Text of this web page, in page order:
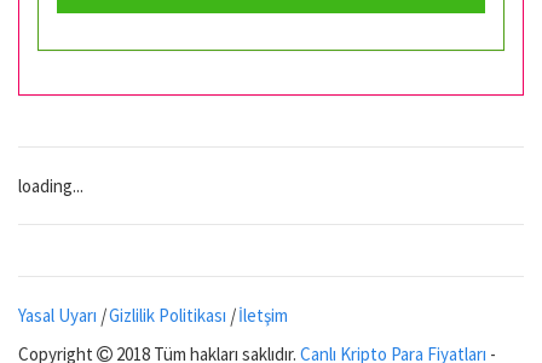
loading...
Yasal Uyarı |Gizlilik Politikası |İletşim
Copyright
2018 Tüm hakları saklıdır. Canlı Kripto Para Fiyatları -